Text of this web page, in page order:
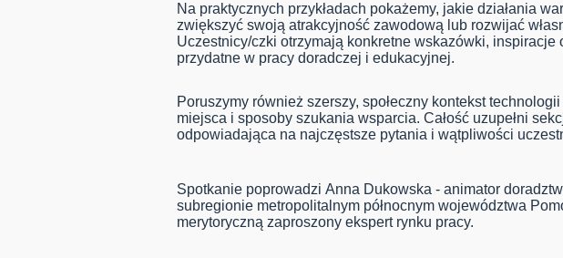
Na praktycznych przykładach pokażemy, jakie działania
zwiększyć swoją atrakcyjność zawodową lub rozwijać
Uczestnicy/czki otrzymają konkretne wskazówki, inspiracje
przydatne w pracy doradczej i edukacyjnej.
Poruszymy również szerszy, społeczny kontekst
miejsca i sposoby szukania wsparcia. Całość uzupełni
odpowiadająca na najczęstsze pytania i wątpliwości
Spotkanie poprowadzi Anna Dukowska - animator
subregionie metropolitalnym północnym województwa
merytoryczną zaproszony ekspert rynku pracy.